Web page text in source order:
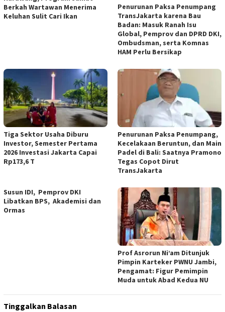
Berkah Wartawan Menerima
Keluhan Sulit Cari Ikan
Penurunan Paksa Penumpang
TransJakarta karena Bau
Badan: Masuk Ranah Isu
Global, Pemprov dan DPRD DKI,
Ombudsman, serta Komnas
HAM Perlu Bersikap
Tiga Sektor Usaha Diburu
Investor, Semester Pertama
2026 Investasi Jakarta Capai
Rp173,6 T
Penurunan Paksa Penumpang,
Kecelakaan Beruntun, dan Main
Padel di Bali: Saatnya Pramono
Tegas Copot Dirut
TransJakarta
Susun IDI, Pemprov DKI
Libatkan BPS, Akademisi dan
Ormas
Prof Asrorun Ni’am Ditunjuk
Pimpin Karteker PWNU Jambi,
Pengamat: Figur Pemimpin
Muda untuk Abad Kedua NU
Tinggalkan Balasan